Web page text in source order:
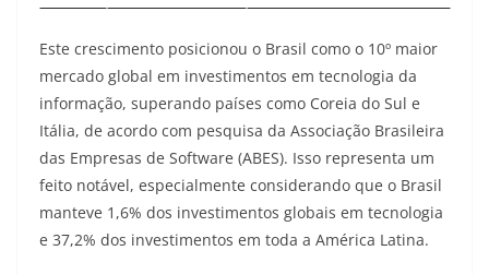
Este crescimento posicionou o Brasil como o 10º maior
mercado global em investimentos em tecnologia da
informação, superando países como Coreia do Sul e
Itália, de acordo com pesquisa da Associação Brasileira
das Empresas de Software (ABES). Isso representa um
feito notável, especialmente considerando que o Brasil
manteve 1,6% dos investimentos globais em tecnologia
e 37,2% dos investimentos em toda a América Latina.